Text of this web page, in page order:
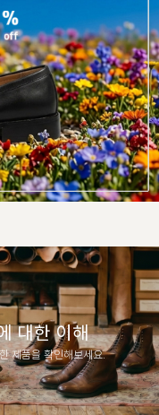
대한 이해
제품을 확인해보세요.